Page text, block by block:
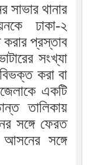
থানার
ঢাকা-২
প্রস্তাব
সংখ্যা
করা বা
একটি
তালিকায়
সঙ্গে ফেরত
সঙ্গে